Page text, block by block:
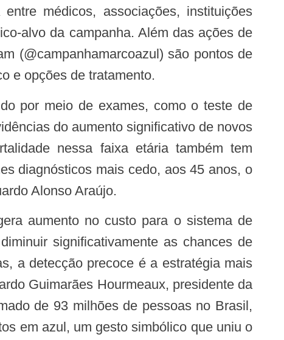
alvo da campanha. Além das ações de
(@campanhamarcoazul) são pontos de
e opções de tratamento.
do aumento significativo de novos
nessa faixa etária também tem
diagnósticos mais cedo, aos 45 anos, o
Alonso Araújo.
significativamente as chances de
a detecção precoce é a estratégia mais
Guimarães Hourmeaux, presidente da
de 93 milhões de pessoas no Brasil,
em azul, um gesto simbólico que uniu o